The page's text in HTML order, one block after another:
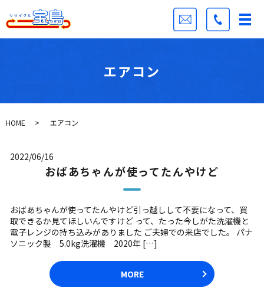
エアコン
HOME エアコン
2022/06/16
おばあちゃんが使ってたんやけど
おばあちゃんが使ってたんやけど引っ越しして不要になって、買
取できるか見てほしいんですけど って、たった今しがた洗濯機と
電子レンジの持ち込みがありました ご夫婦での来店でした。 パナ
ソニック製 5.0kg洗濯機 2020年 […]
MORE